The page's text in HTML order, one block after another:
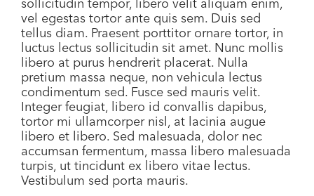
vel egestas tortor ante quis sem. Duis sed
tellus diam. Praesent porttitor ornare tortor, in
luctus lectus sollicitudin sit amet. Nunc mollis
libero at purus hendrerit placerat. Nulla
pretium massa neque, non vehicula lectus
condimentum sed. Fusce sed mauris velit.
Integer feugiat, libero id convallis dapibus,
tortor mi ullamcorper nisl, at lacinia augue
libero et libero. Sed malesuada, dolor nec
accumsan fermentum, massa libero malesuada
turpis, ut tincidunt ex libero vitae lectus.
Vestibulum sed porta mauris.